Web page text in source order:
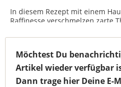
In diesem Rezept mit einem
Raffinesse verschmelzen zarte
fein gehackte schwarze Oliven,
Möchtest Du
Artikel wieder verfügbar
Dann trage hier Deine E-